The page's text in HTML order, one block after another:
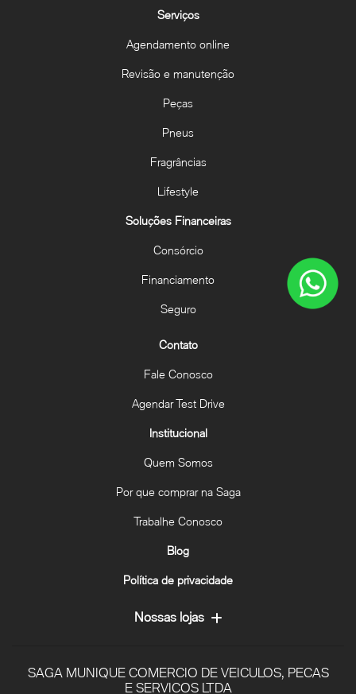
Serviços
Agendamento online
Revisão e manutenção
Peças
Pneus
Fragrâncias
Lifestyle
Soluções Financeiras
Consórcio
Financiamento
Seguro
Contato
Fale Conosco
Agendar Test Drive
Institucional
Quem Somos
Por que comprar na Saga
Trabalhe Conosco
Blog
Política de privacidade
Nossas lojas
SAGA MUNIQUE COMERCIO DE VEICULOS, PECAS
E SERVICOS LTDA